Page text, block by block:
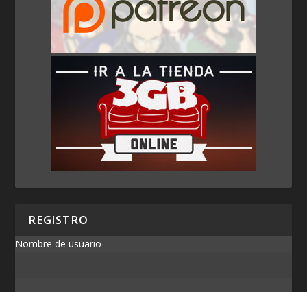
REGISTRO
Nombre de usuario